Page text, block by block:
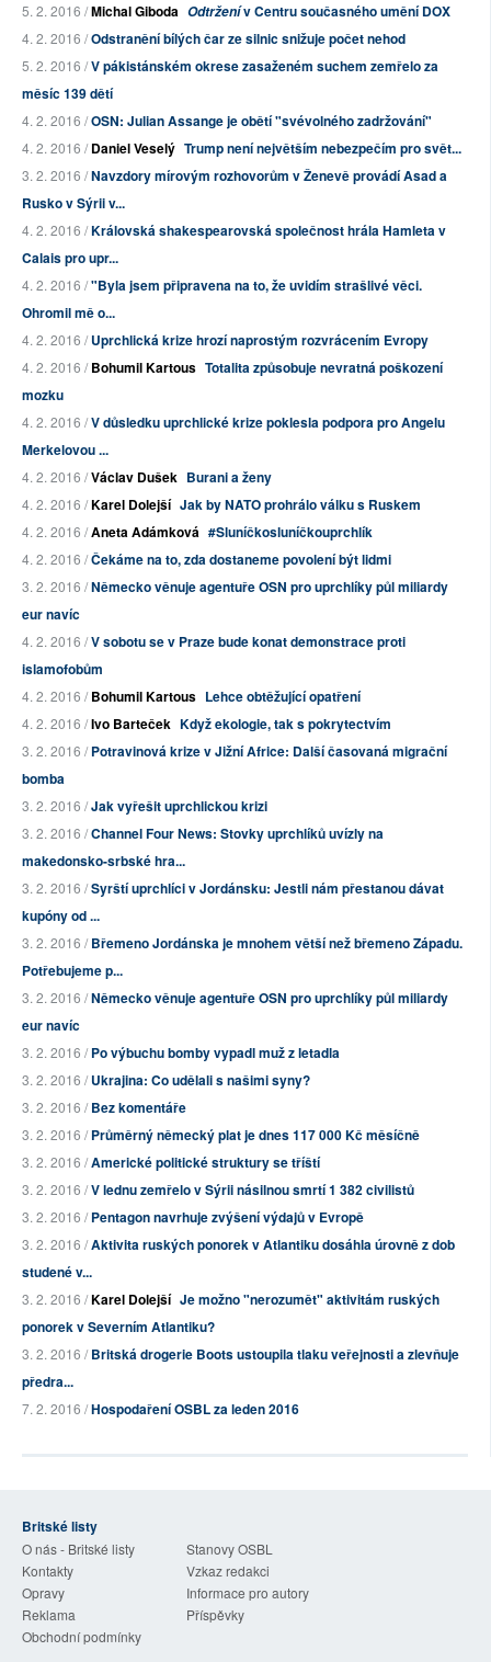
5. 2. 2016 /Michal Giboda Odtrženív Centru současného umění DOX
4. 2. 2016 /Odstranění bílých čar ze silnic snižuje počet nehod
5. 2. 2016 /V pákistánském okrese zasaženém suchem zemřelo za
měsíc 139 dětí
4. 2. 2016 /OSN: Julian Assange je obětí "svévolného zadržování"
4. 2. 2016 /Daniel Veselý Trump není největším nebezpečím pro svět...
3. 2. 2016 /Navzdory mírovým rozhovorům v Ženevě provádí Asad a
Rusko v Sýrii v...
4. 2. 2016 /Královská shakespearovská společnost hrála Hamleta v
Calais pro upr...
4. 2. 2016 /"Byla jsem připravena na to, že uvidím strašlivé věci.
Ohromil mě o...
4. 2. 2016 /Uprchlická krize hrozí naprostým rozvrácením Evropy
4. 2. 2016 /Bohumil Kartous Totalita způsobuje nevratná poškození
mozku
4. 2. 2016 /V důsledku uprchlické krize poklesla podpora pro Angelu
Merkelovou ...
4. 2. 2016 /Václav Dušek Burani a ženy
4. 2. 2016 /Karel Dolejší Jak by NATO prohrálo válku s Ruskem
4. 2. 2016 /Aneta Adámková #Sluníčkosluníčkouprchlík
4. 2. 2016 /Čekáme na to, zda dostaneme povolení být lidmi
3. 2. 2016 /Německo věnuje agentuře OSN pro uprchlíky půl miliardy
eur navíc
4. 2. 2016 /V sobotu se v Praze bude konat demonstrace proti
islamofobům
4. 2. 2016 /Bohumil Kartous Lehce obtěžující opatření
4. 2. 2016 /Ivo Barteček Když ekologie, tak s pokrytectvím
3. 2. 2016 /Potravinová krize v Jižní Africe: Další časovaná migrační
bomba
3. 2. 2016 /Jak vyřešit uprchlickou krizi
3. 2. 2016 /Channel Four News: Stovky uprchlíků uvízly na
makedonsko-srbské hra...
3. 2. 2016 /Syrští uprchlíci v Jordánsku: Jestli nám přestanou dávat
kupóny od ...
3. 2. 2016 /Břemeno Jordánska je mnohem větší než břemeno Západu.
Potřebujeme p...
3. 2. 2016 /Německo věnuje agentuře OSN pro uprchlíky půl miliardy
eur navíc
3. 2. 2016 /Po výbuchu bomby vypadl muž z letadla
3. 2. 2016 /Ukrajina: Co udělali s našimi syny?
3. 2. 2016 /Bez komentáře
3. 2. 2016 /Průměrný německý plat je dnes 117 000 Kč měsíčně
3. 2. 2016 /Americké politické struktury se tříští
3. 2. 2016 /V lednu zemřelo v Sýrii násilnou smrtí 1 382 civilistů
3. 2. 2016 /Pentagon navrhuje zvýšení výdajů v Evropě
3. 2. 2016 /Aktivita ruských ponorek v Atlantiku dosáhla úrovně z dob
studené v...
3. 2. 2016 /Karel Dolejší Je možno "nerozumět" aktivitám ruských
ponorek v Severním Atlantiku?
3. 2. 2016 /Britská drogerie Boots ustoupila tlaku veřejnosti a zlevňuje
předra...
7. 2. 2016 /Hospodaření OSBL za leden 2016
Britské listy
O nás - Britské listy
Stanovy OSBL
Kontakty
Vzkaz redakci
Opravy
Informace pro autory
Reklama
Příspěvky
Obchodní podmínky